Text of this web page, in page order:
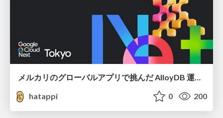
メルカリのグローバルアプリで挑んだ AlloyDB 運用と課題解決の実践記
hatappi
0 200